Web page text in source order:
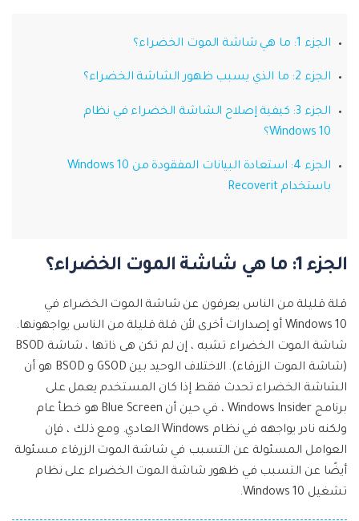
تحديث iOS
الجزء 1: ما هي شاشة الموت الخضراء؟
الجزء 2: ما الذي يسبب ظهور الشاشة الخضراء؟
الجزء 3: كيفية إصلاح الشاشة الخضراء في نظام
Windows 10؟
الجزء 4: استعادة البيانات المفقودة من Windows 10
باستخدام Recoverit
الجزء 1: ما هي شاشة الموت الخضراء؟
قلة قليلة من الناس يعرفون عن شاشة الموت الخضراء في
Windows 10 أو إصدارات أخرى لأن قلة قليلة من الناس يواجهونها.
شاشة الموت الخضراء تشبه ، إن لم تكن هى ذاتها ، شاشة BSOD
(شاشة الموت الزرقاء). الاختلاف الوحيد بين GSOD و BSOD هو أن
الشاشة الخضراء تحدث فقط إذا كان المستخدم يعمل على
برنامج Windows Insider ، في حين أن Blue Screen هو خطأ عام
ولكنه نادر يواجهه في نظام Windows العادي. ومع ذلك ، فإن
العوامل المسئولة عن التسبب في شاشة الموت الزرقاء مسئولة
أيضًا عن التسبب في ظهور شاشة الموت الخضراء على نظام
تشغيل Windows 10.